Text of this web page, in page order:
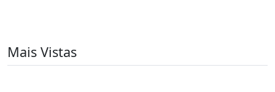
Mais Vistas